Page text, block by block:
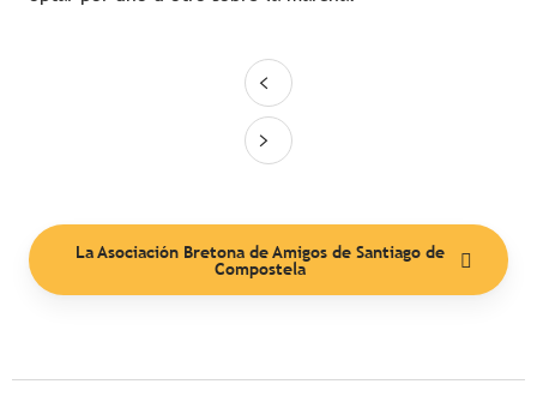
La Asociación Bretona de Amigos de Santiago de
Compostela